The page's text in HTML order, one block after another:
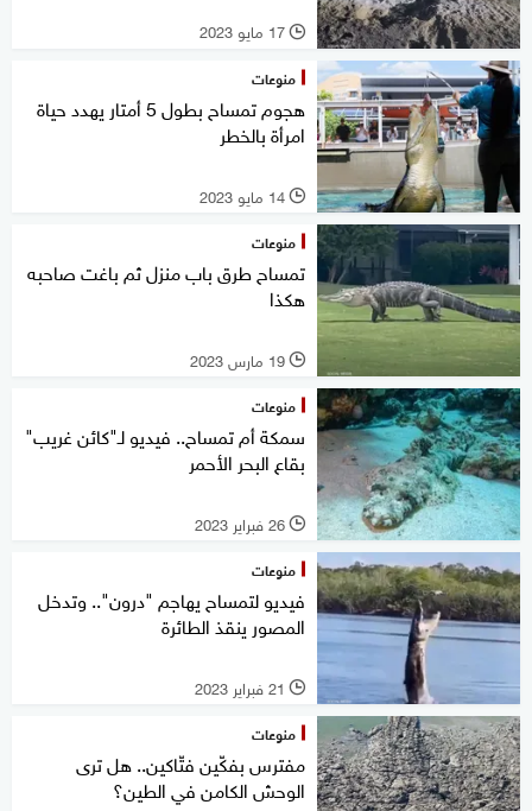
l 17 مايو 2023
منوعات
هجوم تمساح بطول 5 أمتار يهدد حياة
امرأة بالخطر
l 14 مايو 2023
منوعات
تمساح طرق باب منزل ثم باغت صاحبه
هكذا
l 19 مارس 2023
منوعات
سمكة أم تمساح.. فيديو لـ"كائن غريب"
بقاع البحر الأحمر
l 26 فبراير 2023
منوعات
فيديو لتمساح يهاجم "درون".. وتدخل
المصور ينقذ الطائرة
l 21 فبراير 2023
منوعات
مفترس بفكّين فتّاكين.. هل ترى
الوحش الكامن في الطين؟